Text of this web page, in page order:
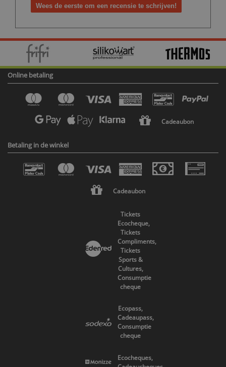
Wees de eerste om een recensie te schrijven!
Online betaling
Cadeaubon
Betaling in de winkel
Cadeaubon
Tickets
Ecocheque,
Tickets
Compliments,
Tickets
Sports &
Cultures,
Consumptie
cheque
Ecopass,
Cadeaupass,
Consumptie
cheque
Ecocheques,